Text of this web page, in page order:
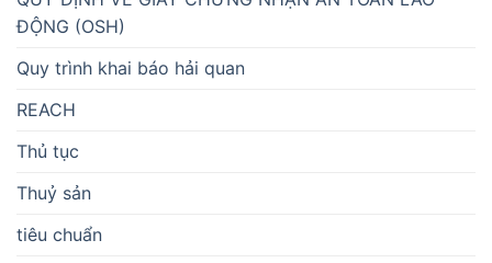
ĐỘNG (OSH)
Quy trình khai báo hải quan
REACH
Thủ tục
Thuỷ sản
tiêu chuẩn